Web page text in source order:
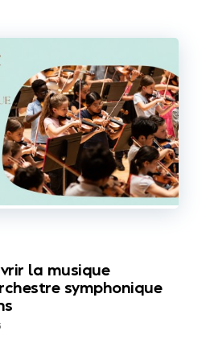
la musique
symphonique